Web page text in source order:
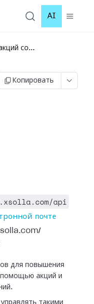
AI
со...
Копировать
api
почте
для повышения
помощью акций и
такими